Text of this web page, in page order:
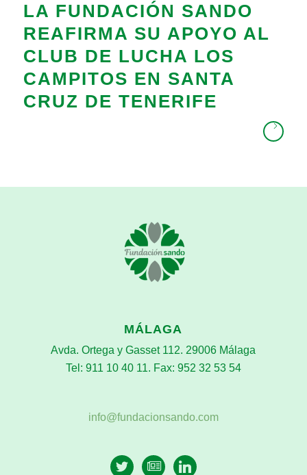
LA FUNDACIÓN SANDO
REAFIRMA SU APOYO AL
CLUB DE LUCHA LOS
CAMPITOS EN SANTA
CRUZ DE TENERIFE
MÁLAGA
Avda. Ortega y Gasset 112. 29006 Málaga
Tel: 911 10 40 11. Fax: 952 32 53 54
info@fundacionsando.com
twitter newspaper-
linkedin